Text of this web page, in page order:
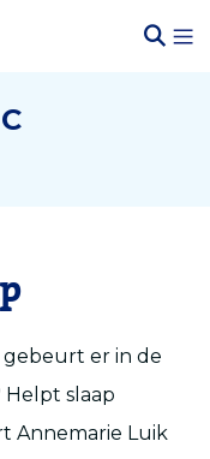
gebeurt er in de
Helpt slaap
Annemarie Luik